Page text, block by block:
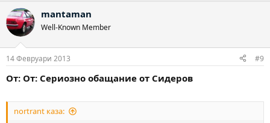
mantaman
Well-Known Member
14 Февруари 2013 #9
От: От: Сериозно обащание от Сидеров
nortrant каза: